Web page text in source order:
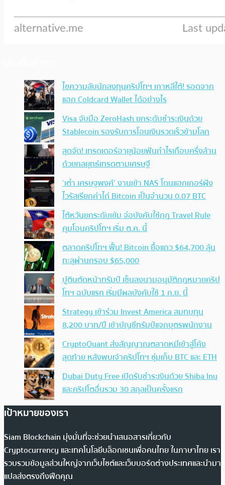
ไขความลับนักลงทุนคริปโทฯ เกาหลีใต้! รอดจาก
แฮก Coldcard Wallet ได้อย่างไร
Visa จับมือ ZeroHash ยกระดับชำระเงินด้วย
Stablecoin รองรับการโอนเงินรวดเร็วข้ามโลก
สุดจัด! เทรดเดอร์อายุน้อยฟันกำไรเกือบครึ่งล้าน
ด้วยกลยุทธ์เทรดตามเศรษฐี
‘เต๋า เศรษฐพงศ์’ งานเข้า NAS โดนแฮกเกอร์ฝัง
ไวรัสเรียกค่าไถ่ Bitcoin เป็นจำนวน 0.07 BTC
ไต้หวันยกระดับเข้ม จ่อบังคับใช้กฏ Travel Rule
คุมโอนคริปโทฯ เริ่ม ต.ค. นี้
ตลาดคริปโทฯ ฟื้น! Bitcoin ยื้อแถว $64,700 ลุ้น
ทะลุผ่านกรอบ $65,000
ปูตินตัดหน้าทรัมป์ เซ็นลงนามอนุมัติกฎหมายคริป
โทฯ ฉบับแรก เริ่มมีผลบังคับใช้ 1 ก.ย. นี้
Strategy เข้าร่วม Invest America สมทบทุน
8,200 บาท/ปี เข้าบัญชีทรัมป์แจกบุตรพนักงาน
CryptoQuant ส่งสัญญาณตลาดหมีเข้าสู่โค้ง
สุดท้าย หลังพบเจ้าคริปโทฯ ซุ่มเก็บ BTC และ ETH
Dubai Duty Free เปิดรับชำระเงินด้วย Shiba Inu
และคริปโตอื่นรวม 30 สกุลเป็นครั้งแรก
เป้าหมายของเรา
Siam Blockchain มุ่งมั่นที่จะช่วยนำเสนอสารเกี่ยวกับ
Cryptocurrency และเทคโนโลยีบล็อกเชนเพื่อคนไทย ในภาษาไทย เรา
รวบรวมข้อมูลส่วนใหญ่จากเว็บไซต์และเว็บบอร์ดต่างประเทศและนำมา
แปลส่งตรงถึงฟีดคุณ